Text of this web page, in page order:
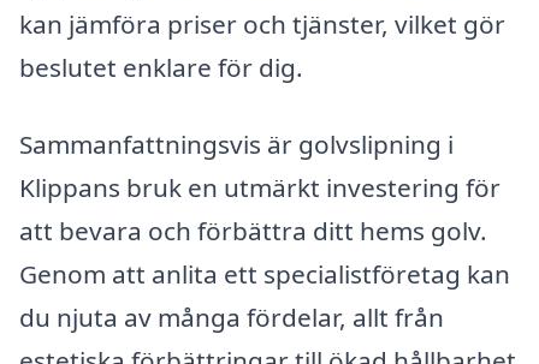
kan jämföra priser och tjänster, vilket gör
beslutet enklare för dig.
Sammanfattningsvis är golvslipning i
Klippans bruk en utmärkt investering för
att bevara och förbättra ditt hems golv.
Genom att anlita ett specialistföretag kan
du njuta av många fördelar, allt från